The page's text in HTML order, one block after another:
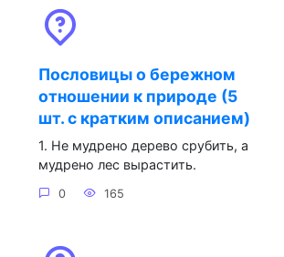
Пословицы о бережном
отношении к природе (5
шт. с кратким описанием)
1. Не мудрено дерево срубить, а
мудрено лес вырастить.
0 165